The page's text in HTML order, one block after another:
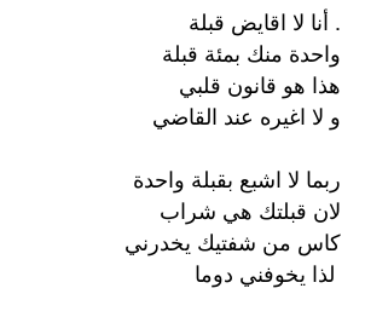
. أنا ﻻ اقايض قبلة
واحدة منك بمئة قبلة
هذا هو قانون قلبي
و ﻻ اغيره عند القاضي
ربما ﻻ اشبع بقبلة واحدة
لان قبلتك هي شراب
كاس من شفتيك يخدرني
لذا يخوفني دوما